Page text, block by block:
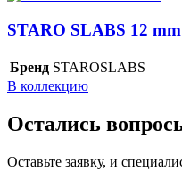
STARO SLABS 12 mm
Бренд STAROSLABS
В коллекцию
Остались
Оставьте заявку, и